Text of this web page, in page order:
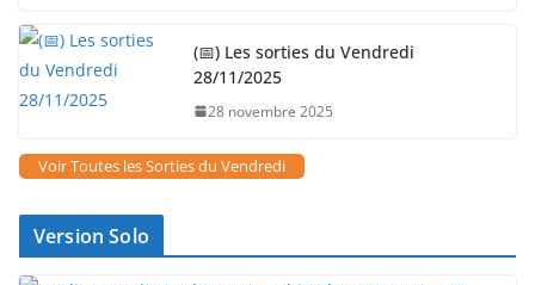
(📅) Les sorties du Vendredi
28/11/2025
28 novembre 2025
Voir Toutes les Sorties du Vendredi
Version Solo